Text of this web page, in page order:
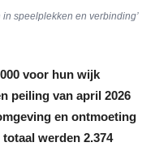
speelplekken en verbinding’
voor hun wijk
peiling van april 2026
en ontmoeting
werden 2.374